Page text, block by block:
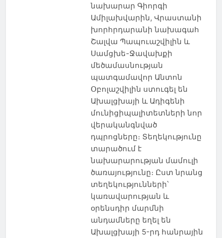
նախարար Գիորգի
Ամիլախվարին, Վրաստանի
խորհրդարանի նախագահ
Շալվա Պապուաշվիլին և
Սամցխե-Ջավախքի
մեծամասնության
պատգամավոր Անտոն
Օբոլաշվիլին ստուգել են
Ախալցխայի և Ադիգենի
մունիցիպալիտետների նոր
վերականգնված
դպրոցները։ Տեղեկությունը
տարածում է
նախարարության մամուլի
ծառայությունը։ Ըստ նրանց
տեղեկությունների՝
կառավարության և
օրենսդիր մարմնի
անդամները եղել են
Ախալցխայի 5-րդ հանրային